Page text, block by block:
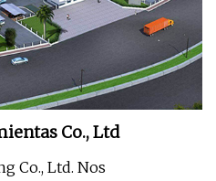
Co., Ltd
Co., Ltd. Nos